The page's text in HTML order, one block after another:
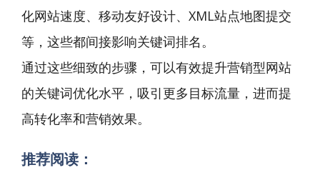
化网站速度、移动友好设计、XML站点地图提交
等，这些都间接影响关键词排名。
通过这些细致的步骤，可以有效提升营销型网站
的关键词优化水平，吸引更多目标流量，进而提
高转化率和营销效果。
推荐阅读：